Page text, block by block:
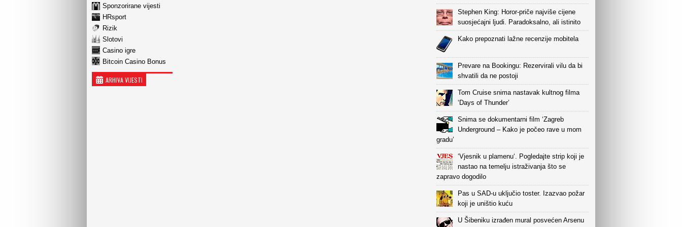
Sponzorirane vijesti
HRsport
Rizik
Slotovi
Casino igre
Bitcoin Casino Bonus
ARHIVA VIJESTI
Stephen King: Horor-priče najviše cijene
suosjećajni ljudi. Paradoksalno, ali istinito
Kako prepoznati lažne recenzije mobitela
Prevare na Bookingu: Rezervirali vilu da bi
shvatili da ne postoji
Tom Cruise snima nastavak kultnog filma
‘Days of Thunder’
Snima se dokumentarni film ‘Zagreb
Underground – Kako je počeo rave u mom
gradu’
‘Vjesnik u plamenu‘. Pogledajte strip koji je
nastao na temelju istraživanja što se
zapravo dogodilo
Pas u SAD-u uključio toster. Izazvao požar
koji je uništio kuću
U Šibeniku izrađen mural posvećen Arsenu